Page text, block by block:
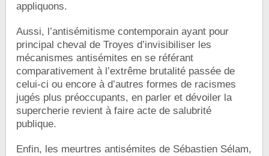
appliquons.
Aussi, l’antisémitisme contemporain ayant pour
principal cheval de Troyes d’invisibiliser les
mécanismes antisémites en se référant
comparativement à l’extrême brutalité passée de
celui-ci ou encore à d’autres formes de racismes
jugés plus préoccupants, en parler et dévoiler la
supercherie revient à faire acte de salubrité
publique.
Enfin, les meurtres antisémites de Sébastien Sélam,